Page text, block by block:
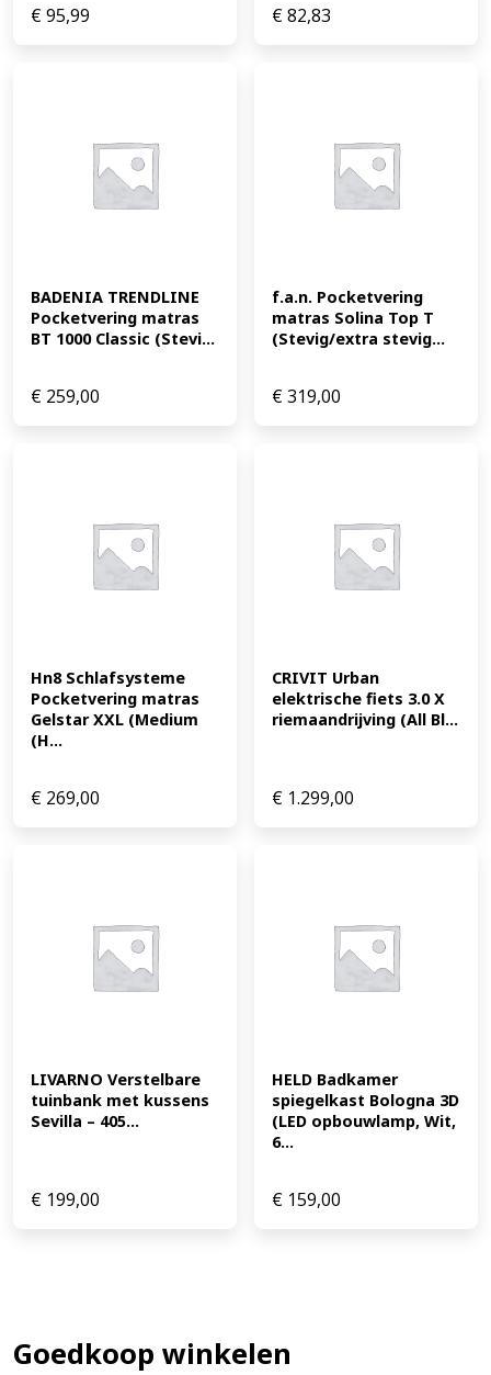
€95,99 €82,83
BADENIA TRENDLINE
Pocketvering matras
BT 1000 Classic (Stevi...
€ 259,00
f.a.n. Pocketvering
matras Solina Top T
(Stevig/extra stevig...
€319,00
Hn8 Schlafsysteme
Pocketvering matras
Gelstar XXL (Medium
(H...
€ 269,00
CRIVIT Urban
elektrische fiets 3.0 X
riemaandrijving (All Bl...
€ 1.299,00
LIVARNO Verstelbare
tuinbank met kussens
Sevilla – 405...
€ 199,00
HELD Badkamer
spiegelkast Bologna 3D
(LED opbouwlamp, Wit,
6...
€ 159,00
Goedkoop winkelen